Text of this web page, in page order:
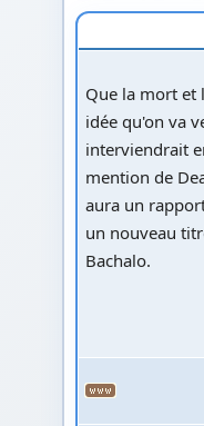
Que la mort et
idée qu'on va
interviendrait
mention de
aura un
un nouveau
Bachalo.